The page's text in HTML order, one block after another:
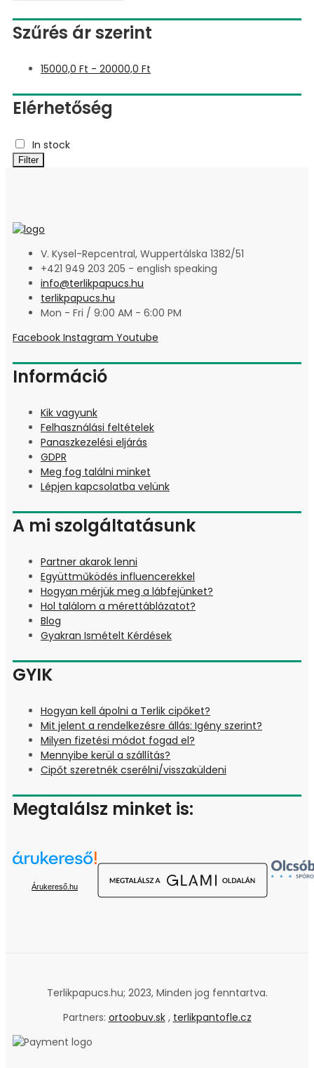
Szűrés ár szerint
15000,0 Ft - 20000,0 Ft
Elérhetőség
In stock
Filter
V. Kysel-Repcentral, Wuppertálska 1382/51
+421 949 203 205 - english speaking
info@terlikpapucs.hu
terlikpapucs.hu
Mon - Fri / 9:00 AM - 6:00 PM
Facebook Instagram Youtube
Információ
Kik vagyunk
Felhasználási feltételek
Panaszkezelési eljárás
GDPR
Meg fog találni minket
Lépjen kapcsolatba velünk
A mi szolgáltatásunk
Partner akarok lenni
Együttműködés influencerekkel
Hogyan mérjük meg a lábfejünket?
Hol találom a mérettáblázatot?
Blog
Gyakran Ismételt Kérdések
GYIK
Hogyan kell ápolni a Terlik cipőket?
Mit jelent a rendelkezésre állás: Igény szerint?
Milyen fizetési módot fogad el?
Mennyibe kerül a szállítás?
Cipőt szeretnék cserélni/visszaküldeni
Megtalálsz minket is:
Árukereső.hu
Terlikpapucs.hu; 2023, Minden jog fenntartva.
Partners: ortoobuv.sk, terlikpantofle.cz